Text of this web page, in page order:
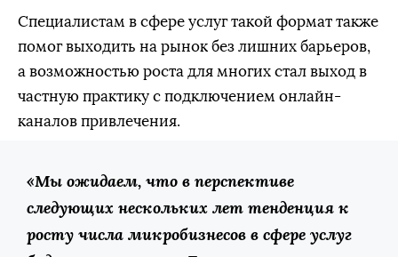
Специалистам в сфере услуг такой формат также
помог выходить на рынок без лишних барьеров,
а возможностью роста для многих стал выход в
частную практику с подключением онлайн-
каналов привлечения.
«Мы ожидаем, что в перспективе
следующих нескольких лет тенденция к
росту числа микробизнесов в сфере услуг